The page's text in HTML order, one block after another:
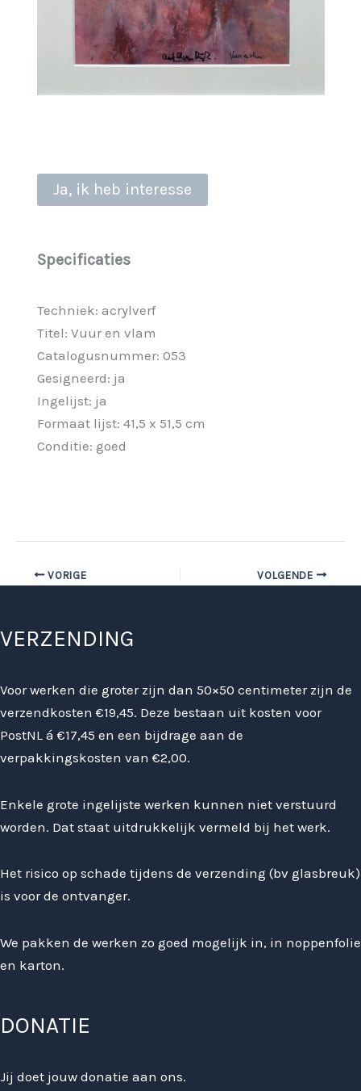
Ja, ik heb interesse
Specificaties
Techniek: acrylverf
Titel: Vuur en vlam
Catalogusnummer: 053
Gesigneerd: ja
Ingelijst: ja
Formaat lijst: 41,5 x 51,5 cm
Conditie: goed
VORIGE VOLGENDE
VERZENDING
Voor werken die groter zijn dan 50×50 centimeter zijn de
verzendkosten €19,45. Deze bestaan uit kosten voor
PostNL á €17,45 en een bijdrage aan de
verpakkingskosten van €2,00.
Enkele grote ingelijste werken kunnen niet verstuurd
worden. Dat staat uitdrukkelijk vermeld bij het werk.
Het risico op schade tijdens de verzending (bv glasbreuk)
is voor de ontvanger.
We pakken de werken zo goed mogelijk in, in noppenfolie
en karton.
DONATIE
Jij doet jouw donatie aan ons.